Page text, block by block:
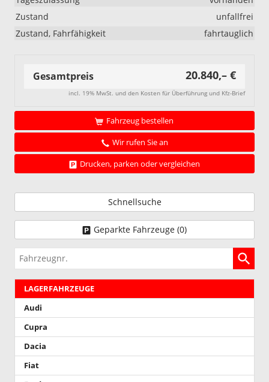
Zustand
unfallfrei
Zustand, Fahrfähigkeit
fahrtauglich
Gesamtpreis 20.840,– €
incl. 19% MwSt. und den Kosten für Überführung und Kfz-Brief
Fahrzeug bestellen
Wir rufen Sie an
Drucken, parken oder vergleichen
Schnellsuche
Geparkte Fahrzeuge (0)
Fahrzeugnr.
LAGERFAHRZEUGE
Audi
Cupra
Dacia
Fiat